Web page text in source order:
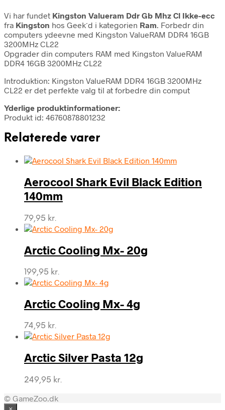
Vi har fundet Kingston Valueram Ddr Gb Mhz Cl Ikke-ecc
fra Kingston hos Geek´d i kategorien Ram. Forbedr din
computers ydeevne med Kingston ValueRAM DDR4 16GB
3200MHz CL22
Opgrader din computers RAM med Kingston ValueRAM
DDR4 16GB 3200MHz CL22
Introduktion: Kingston ValueRAM DDR4 16GB 3200MHz
CL22 er det perfekte valg til at forbedre din comput
Yderlige produktinformationer:
Produkt id: 46760878801232
Relaterede varer
Aerocool Shark Evil Black Edition
140mm
79,95 kr.
Arctic Cooling Mx- 20g
199,95 kr.
Arctic Cooling Mx- 4g
74,95 kr.
Arctic Silver Pasta 12g
249,95 kr.
© GameZoo.dk